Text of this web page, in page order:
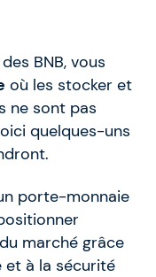
BNB, vous
où les stocker et
ne sont pas
quelques-uns
porte-monnaie
marché grâce
et à la sécurité